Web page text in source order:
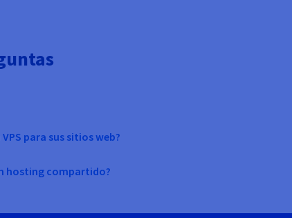
para sus sitios web?
hosting compartido?